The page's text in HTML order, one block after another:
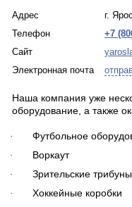
Адрес
г.
Телефон
+7
Сайт
Электронная почта
Наша компания уже
оборудование, а также
· Футбольное
· Воркаут
· Зрительские трибуны
· Хоккейные коробки